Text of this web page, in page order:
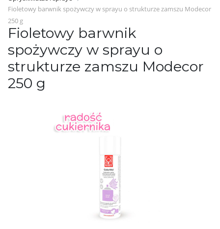
Fioletowy barwnik spożywczy w sprayu o strukturze zamszu Modecor
250 g
Fioletowy barwnik
spożywczy w sprayu o
strukturze zamszu Modecor
250 g